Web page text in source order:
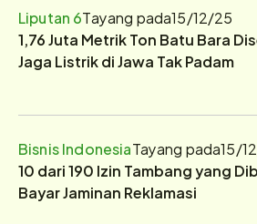
Liputan 6Tayang pada15/12/25
1,76 Juta Metrik Ton Batu Bara
Jaga Listrik di Jawa Tak Padam
Bisnis IndonesiaTayang pada15/
10 dari 190 Izin Tambang yang
Bayar Jaminan Reklamasi